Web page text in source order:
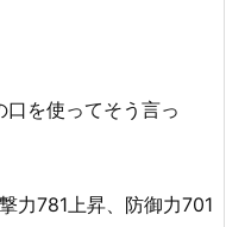
を使ってそう言っ
力781上昇、防御力701